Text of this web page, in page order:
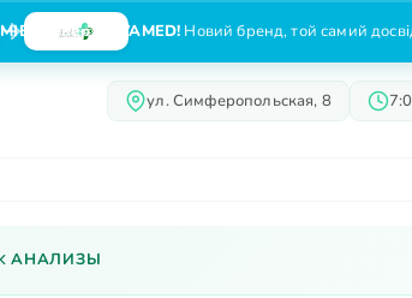
МІБС тепер NOVAMED! Новий бренд, той самий
ул. Симферопольская, 8
АНАЛИЗЫ